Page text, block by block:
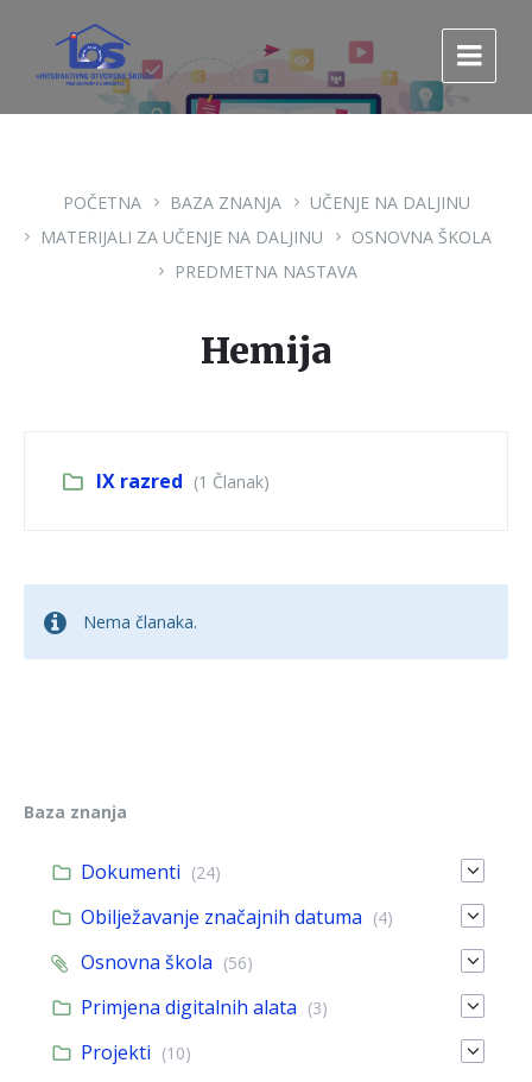
sadržaj
glavnu
navigaciju.
POČETNA BAZA ZNANJA
UČENJE NA DALJINU
MATERIJALI ZA UČENJE NA DALJINU
OSNOVNA ŠKOLA
PREDMETNA NASTAVA
Hemija
IX razred (1 Članak)
Nema članaka.
Baza znanja
Dokumenti (24)
Obilježavanje značajnih datuma (4)
Osnovna škola (56)
Primjena digitalnih alata (3)
Projekti (10)